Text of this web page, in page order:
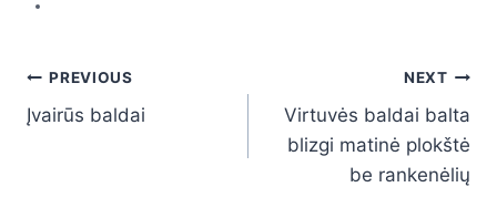
Navigacija
tarp
PREVIOUS
Įvairūs baldai
NEXT
Virtuvės baldai balta
blizgi matinė plokštė
be rankenėlių